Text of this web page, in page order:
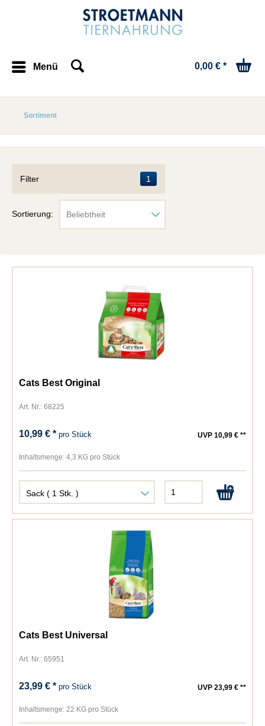
Menü 0,00 € *
Sortiment
Filter 1
Sortierung:
Cats Best Original
Art. Nr.: 68225
10,99 € *pro Stück UVP 10,99 € **
Inhaltsmenge: 4,3 KG pro Stück
Cats Best Universal
Art. Nr.: 65951
23,99 € *pro Stück UVP 23,99 € **
Inhaltsmenge: 22 KG pro Stück